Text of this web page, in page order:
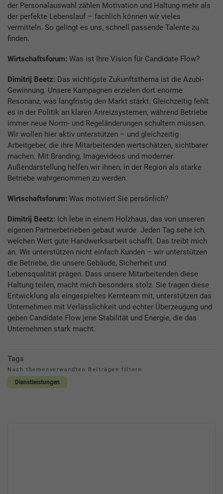
der Personalauswahl zählen Motivation und Haltung mehr als
der perfekte Lebenslauf – fachlich können wir vieles
vermitteln. So gelingt es uns, schnell passende Talente zu
finden.
Wirtschaftsforum: Was ist Ihre Vision für Candidate Flow?
Dimitrij Beetz: Das wichtigste Zukunftsthema ist die Azubi-
Gewinnung. Unsere Kampagnen erzielen dort enorme
Resonanz, was langfristig den Markt stärkt. Gleichzeitig fehlt
es in der Politik an klaren Anreizsystemen, während Betriebe
immer neue Norm- und Regeländerungen schultern müssen.
Wir wollen hier aktiv unterstützen – und gleichzeitig
Arbeitgeber, die ihre Mitarbeitenden wertschätzen, sichtbarer
machen. Mit Branding, Imagevideos und moderner
Außendarstellung helfen wir ihnen, in der Region als starke
Betriebe wahrgenommen zu werden.
Wirtschaftsforum: Was motiviert Sie persönlich?
Dimitrij Beetz: Ich lebe in einem Holzhaus, das von unseren
eigenen Partnerbetrieben gebaut wurde. Jeden Tag sehe ich,
welchen Wert gute Handwerksarbeit schafft. Das treibt mich
an. Wir unterstützen nicht einfach Kunden – wir unterstützen
die Betriebe, die unsere Gebäude, Sicherheit und
Lebensqualität prägen. Dass unsere Mitarbeitenden diese
Haltung teilen, macht mich besonders stolz. Sie tragen diese
Entwicklung als eingespieltes Kernteam mit, unterstützen das
Unternehmen mit Verlässlichkeit und echter Überzeugung und
geben Candidate Flow jene Stabilität und Energie, die das
Unternehmen stark macht.
Tags
Nach themenverwandten Beiträgen filtern
Dienstleistungen